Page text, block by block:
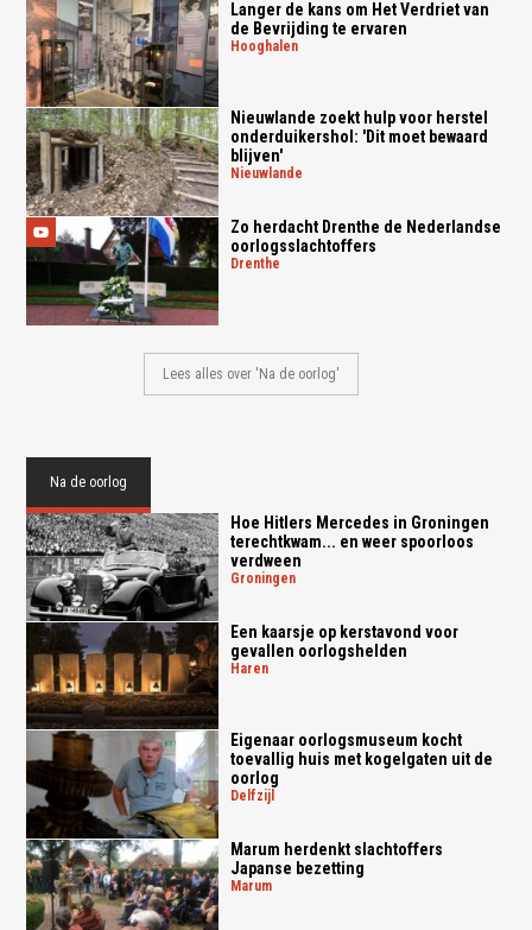
Langer de kans om Het Verdriet van
de Bevrijding te ervaren
hooghalen
Nieuwlande zoekt hulp voor herstel
onderduikershol: 'Dit moet bewaard
blijven'
nieuwlande
Zo herdacht Drenthe de Nederlandse
oorlogsslachtoffers
drenthe
Lees alles over 'Na de oorlog'
Na de oorlog
Hoe Hitlers Mercedes in Groningen
terechtkwam... en weer spoorloos
verdween
groningen
Een kaarsje op kerstavond voor
gevallen oorlogshelden
haren
Eigenaar oorlogsmuseum kocht
toevallig huis met kogelgaten uit de
oorlog
delfzijl
Marum herdenkt slachtoffers
Japanse bezetting
marum